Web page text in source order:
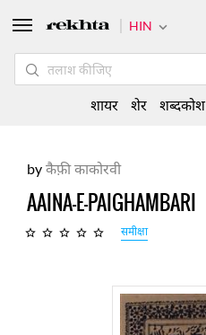
byकैफ़ी काकोरवी
AAINA-E-PAIGHAMBARI
समीक्षा
HIN
शायर शेर शब्दकोश